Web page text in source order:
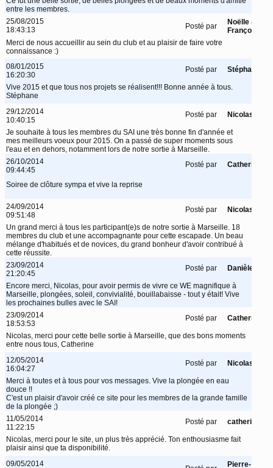
entre les membres.
25/08/2015
18:43:13
Posté par
Noëlle &
François
Merci de nous accueillir au sein du club et au plaisir de faire votre
connaissance :)
08/01/2015
16:20:30
Posté par Stéphane
Vive 2015 et que tous nos projets se réalisent!!! Bonne année à tous.
Stéphane
29/12/2014
10:40:15
Posté par Nicolas
Je souhaite à tous les membres du SAI une très bonne fin d'année et
mes meilleurs voeux pour 2015. On a passé de super moments sous
l'eau et en dehors, notamment lors de notre sortie à Marseille.
26/10/2014
09:44:45
Posté par Catherine
Soiree de clôture sympa et vive la reprise
24/09/2014
09:51:48
Posté par Nicolas
Un grand merci à tous les participant(e)s de notre sortie à Marseille. 18
membres du club et une accompagnante pour cette escapade. Un beau
mélange d'habitués et de novices, du grand bonheur d'avoir contribué à
cette réussite.
23/09/2014
21:20:45
Posté par Danièle
Encore merci, Nicolas, pour avoir permis de vivre ce WE magnifique à
Marseille, plongées, soleil, convivialité, bouillabaisse - tout y était! Vive
les prochaines bulles avec le SAI!
23/09/2014
18:53:53
Posté par Catherine
Nicolas, merci pour cette belle sortie à Marseille, que des bons moments
entre nous tous, Catherine
12/05/2014
16:04:27
Posté par Nicolas
Merci à toutes et à tous pour vos messages. Vive la plongée en eau
douce !!
C'est un plaisir d'avoir créé ce site pour les membres de la grande famille
de la plongée ;)
11/05/2014
11:22:15
Posté par catherine
Nicolas, merci pour le site, un plus très apprécié. Ton enthousiasme fait
plaisir ainsi que ta disponibilité.
09/05/2014
Pierre-